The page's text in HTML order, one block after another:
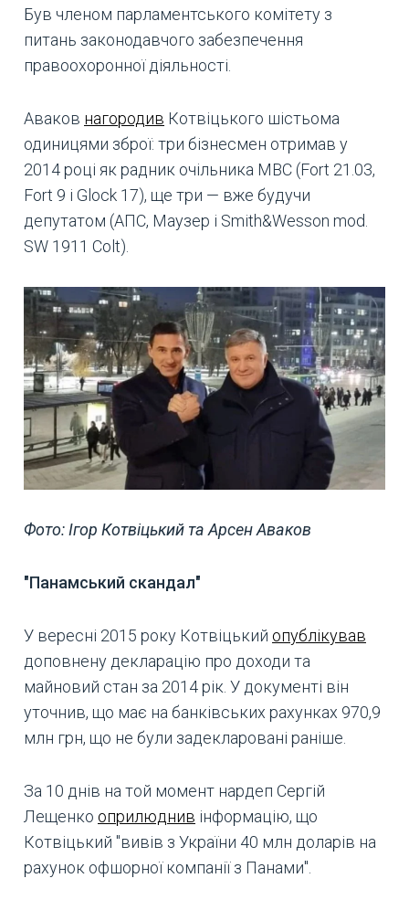
Був членом парламентського комітету з
питань законодавчого забезпечення
правоохоронної діяльності.
Аваков нагородив Котвіцького шістьома
одиницями зброї: три бізнесмен отримав у
2014 році як радник очільника МВС (Fort 21.03,
Fort 9 і Glock 17), ще три — вже будучи
депутатом (АПС, Маузер і Smith&Wesson mod.
SW 1911 Colt).
Фото: Ігор Котвіцький та Арсен Аваков
"Панамський скандал"
У вересні 2015 року Котвіцький опублікував
доповнену декларацію про доходи та
майновий стан за 2014 рік. У документі він
уточнив, що має на банківських рахунках 970,9
млн грн, що не були задекларовані раніше.
За 10 днів на той момент нардеп Сергій
Лещенко оприлюднив інформацію, що
Котвіцький "вивів з України 40 млн доларів на
рахунок офшорної компанії з Панами".